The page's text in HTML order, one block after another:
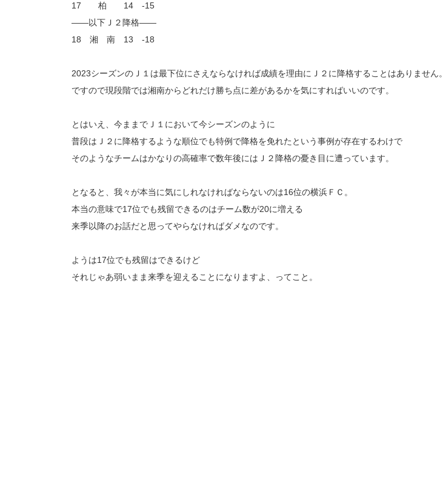
17 柏 14 -15
――以下Ｊ２降格――
18 湘 南 13 -18
2023シーズンのＪ１は最下位にさえならなければ成績を理由にＪ２に降格することはありません。
ですので現段階では湘南からどれだけ勝ち点に差があるかを気にすればいいのです。
とはいえ、今ままでＪ１において今シーズンのように
普段はＪ２に降格するような順位でも特例で降格を免れたという事例が存在するわけで
そのようなチームはかなりの高確率で数年後にはＪ２降格の憂き目に遭っています。
となると、我々が本当に気にしれなければならないのは16位の横浜ＦＣ。
本当の意味で17位でも残留できるのはチーム数が20に増える
来季以降のお話だと思ってやらなければダメなのです。
ようは17位でも残留はできるけど
それじゃあ弱いまま来季を迎えることになりますよ、ってこと。